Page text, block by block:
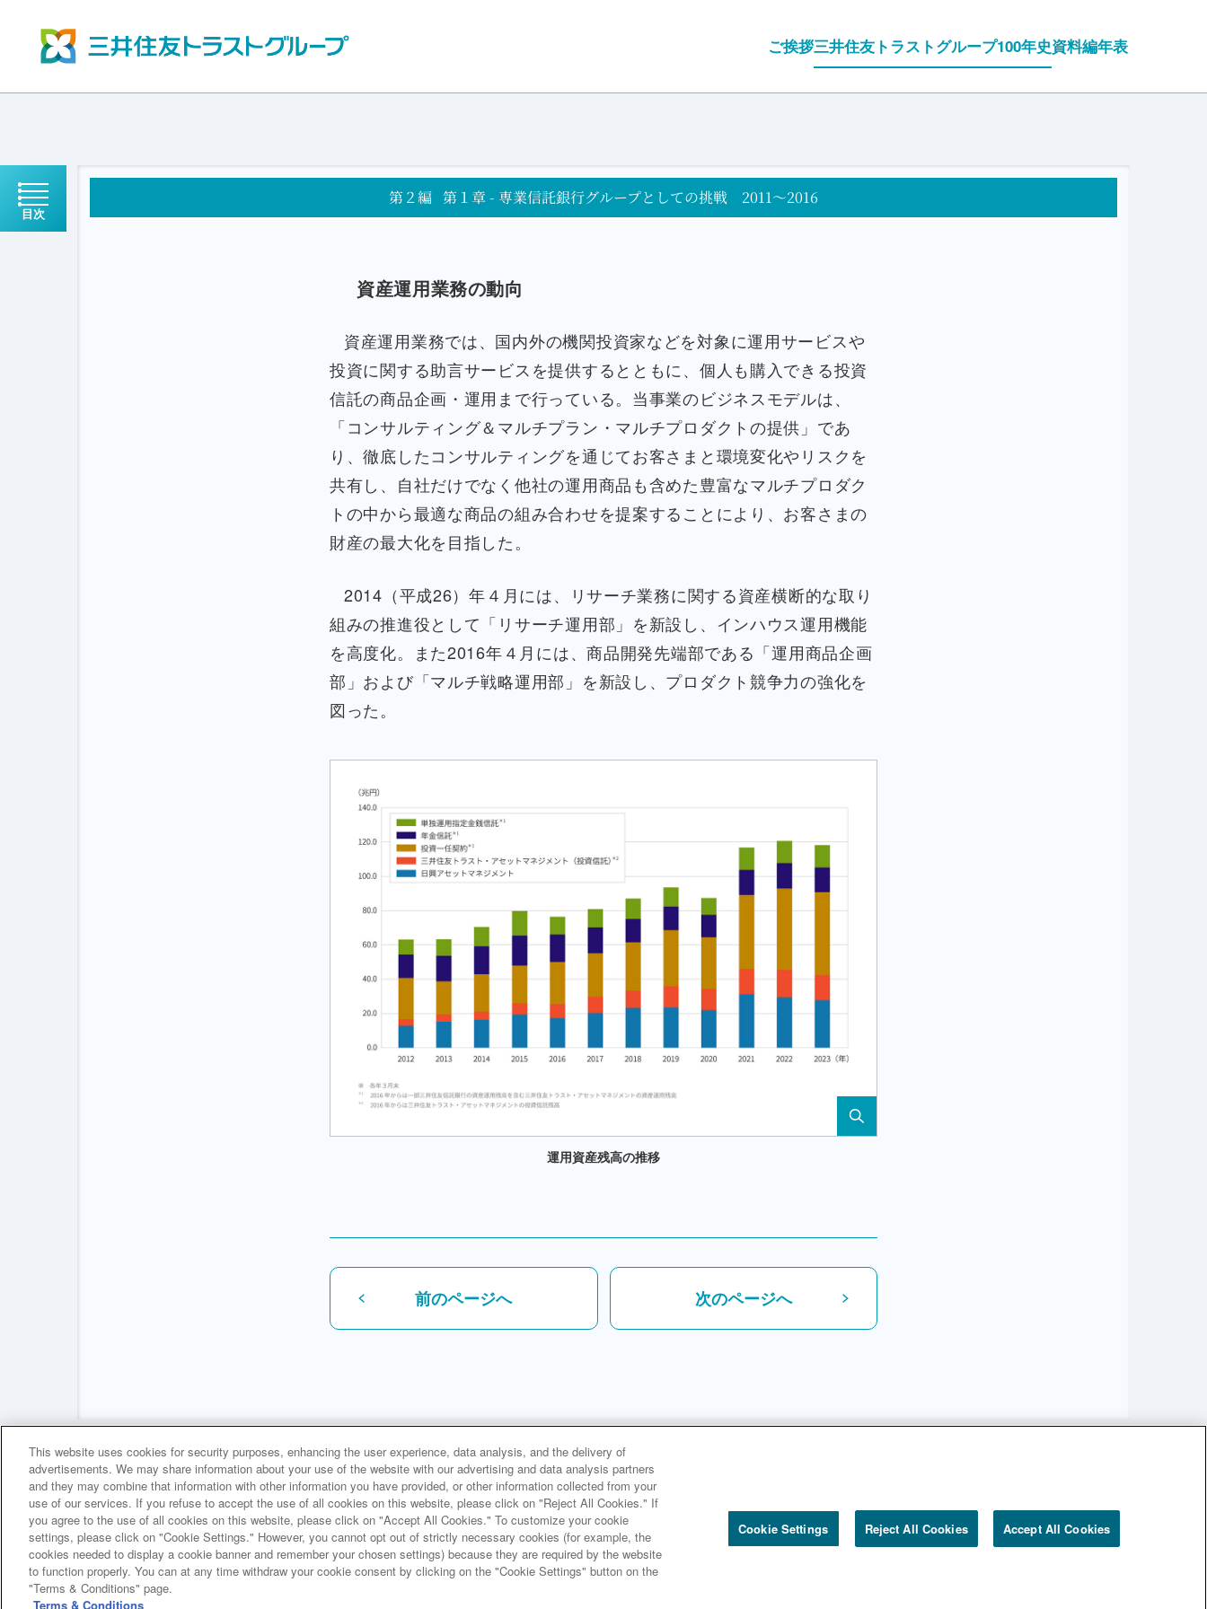
ご挨拶三井住友トラストグループ100年史資料編年表
目次
第２編 第１章 - 専業信託銀行グループとしての挑戦 2011～2016
資産運用業務の動向
資産運用業務では、国内外の機関投資家などを対象に運用サービスや
投資に関する助言サービスを提供するとともに、個人も購入できる投資
信託の商品企画・運用まで行っている。当事業のビジネスモデルは、
「コンサルティング＆マルチプラン・マルチプロダクトの提供」であ
り、徹底したコンサルティングを通じてお客さまと環境変化やリスクを
共有し、自社だけでなく他社の運用商品も含めた豊富なマルチプロダク
トの中から最適な商品の組み合わせを提案することにより、お客さまの
財産の最大化を目指した。
2014（平成26）年４月には、リサーチ業務に関する資産横断的な取り
組みの推進役として「リサーチ運用部」を新設し、インハウス運用機能
を高度化。また2016年４月には、商品開発先端部である「運用商品企画
部」および「マルチ戦略運用部」を新設し、プロダクト競争力の強化を
図った。
運用資産残高の推移
前のページへ 次のページへ
三井住友トラストグループ100年史 ホーム 100年史 第２編 - 第１章 - 第４節 ４ 受託事業 - 資産運用業務の動向
This website uses cookies for security purposes, enhancing the user experience, data analysis, and the delivery of
advertisements. We may share information about your use of the website with our advertising and data analysis partners
and they may combine that information with other information you have provided, or other information collected from your
use of our services. If you refuse to accept the use of all cookies on this website, please click on "Reject All Cookies." If
you agree to the use of all cookies on this website, please click on "Accept All Cookies." To customize your cookie
settings, please click on "Cookie Settings." However, you cannot opt out of strictly necessary cookies (for example, the
cookies needed to display a cookie banner and remember your chosen settings) because they are required by the website
to function properly. You can at any time withdraw your cookie consent by clicking on the "Cookie Settings" button on the
"Terms & Conditions" page.
Terms & Conditions
Cookie Settings Reject All Cookies Accept All Cookies